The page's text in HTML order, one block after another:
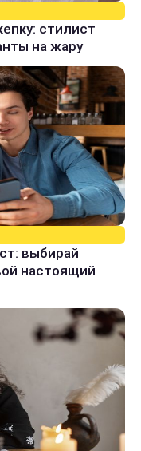
стилист
на жару
выбирай
настоящий